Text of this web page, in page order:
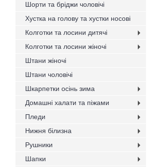
Шорти та бріджи чоловічі
Хустка на голову та хустки носові
Колготки та лосини дитячі
Колготки та лосини жіночі
Штани жіночі
Штани чоловічі
Шкарпетки осінь зима
Домашні халати та піжами
Пледи
Нижня білизна
Рушники
Шапки